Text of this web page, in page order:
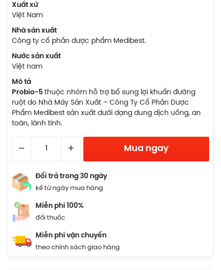
Xuất xứ
Việt Nam
Nhà sản xuất
Công ty cổ phần dược phẩm Medibest.
Nước sản xuất
Việt nam
Mô tả
Probio-5 thuộc nhóm hỗ trợ bổ sung lợi khuẩn đường
ruột do Nhà Máy Sản Xuất – Công Ty Cổ Phần Dược
Phẩm Medibest sản xuất dưới dạng dung dịch uống, an
toàn, lành tính.
– + Mua ngay
Đổi trả trong 30 ngày
kể từ ngày mua hàng
Miễn phí 100%
đổi thuốc
Miễn phí vận chuyển
theo chính sách giao hàng